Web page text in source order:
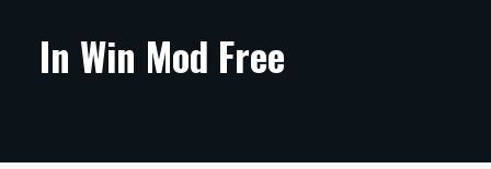
ARTIKKELIT
In Win Mod Free